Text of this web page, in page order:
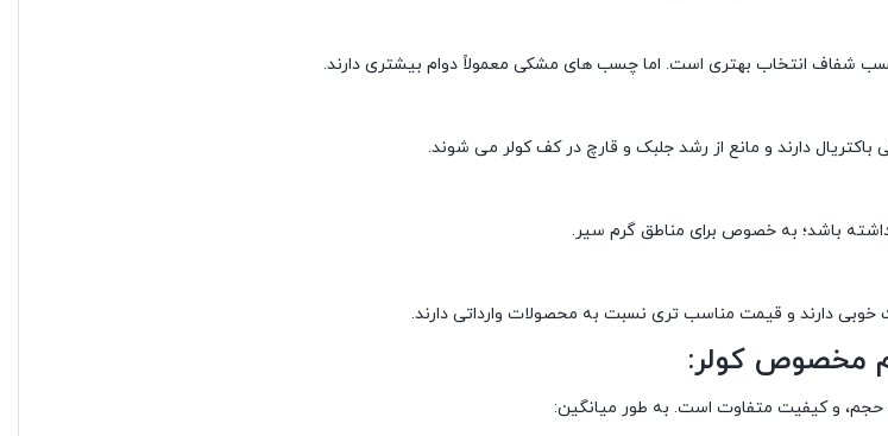
شفاف انتخاب بهتری است. اما چسب های مشکی معمولاً دوام بیشتری دارند.
دارند و مانع از رشد جلبک و قارچ در کف کولر می شوند.
باشد؛ به خصوص برای مناطق گرم سیر.
خوبی دارند و قیمت مناسب تری نسبت به محصولات وارداتی دارند.
مخصوص کولر:
حجم، و کیفیت متفاوت است. به طور میانگین: